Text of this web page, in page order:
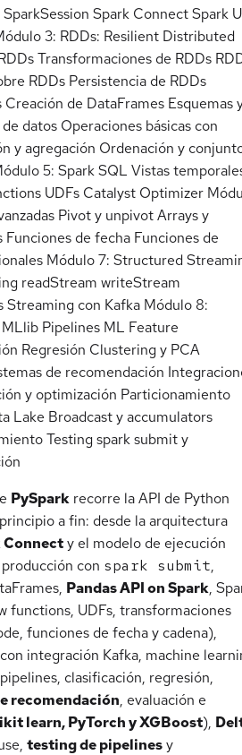
Spark Connect Spark
3: RDDs: Resilient Distributed
Transformaciones de RDDs
RDDs Persistencia de RDDs
de DataFrames Esquemas
datos Operaciones básicas con
y agregación Ordenación y
5: Spark SQL Vistas
UDFs Catalyst Optimizer
Pivot y unpivot Arrays y
de fecha Funciones de
Módulo 7: Structured
readStream writeStream
Streaming con Kafka Módulo 8:
Pipelines ML Feature
Regresión Clustering y PCA
de recomendación
y optimización Particionamiento
Lake Broadcast y accumulators
Testing spark submit y
PySpark recorre la API de Python
a fin: desde la arquitectura
Connecty el modelo de ejecución
con spark submit,
Pandas API on Spark,
functions, UDFs, transformaciones
funciones de fecha y cadena),
integración Kafka, machine
clasificación, regresión,
recomendación, evaluación e
learn, PyTorch y XGBoost),
testing de pipelinesy